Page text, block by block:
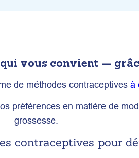
vous convient —
de méthodes contraceptives à
préférences en matière de
grossesse.
contraceptives pour